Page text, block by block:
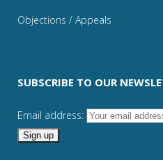
Objections / Appeals
SUBSCRIBE TO OUR
Email address: